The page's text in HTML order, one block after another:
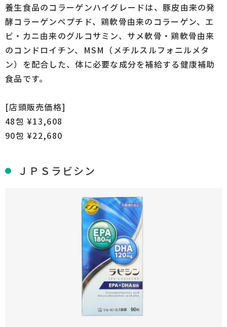
養生食品のコラーゲンハイグレードは、豚皮由来の発
酵コラーゲンペプチド、鶏軟骨由来のコラーゲン、エ
ビ・カニ由来のグルコサミン、サメ軟骨・鶏軟骨由来
のコンドロイチン、MSM（メチルスルフォニルメタ
ン）を配合した、体に必要な成分を補給する健康補助
食品です。
[店頭販売価格]
48包 ¥13,608
90包 ¥22,680
ＪＰＳラビシン